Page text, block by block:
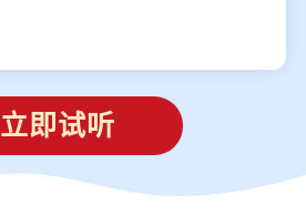
立即试听